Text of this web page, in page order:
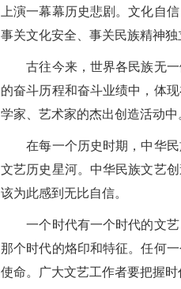
上演一幕幕历史悲剧。文化自
事关文化安全、事关民族精神
古往今来，世界各民族无一
的奋斗历程和奋斗业绩中，体
学家、艺术家的杰出创造活动中
在每一个历史时期，中华民
文艺历史星河。中华民族文艺
该为此感到无比自信。
一个时代有一个时代的文艺
那个时代的烙印和特征。任何
使命。广大文艺工作者要把握